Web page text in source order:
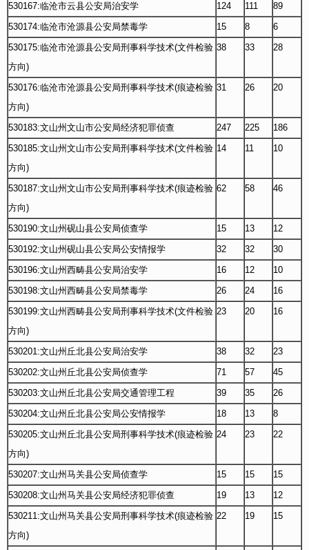
530167:临沧市云县公安局治安学
124 111
89
530174:临沧市沧源县公安局禁毒学
15 8
6
530175:临沧市沧源县公安局刑事科学技术(文件检验
方向)
38 33 28
530176:临沧市沧源县公安局刑事科学技术(痕迹检验
方向)
31 26 20
530183:文山州文山市公安局经济犯罪侦查 247 225
186
530185:文山州文山市公安局刑事科学技术(文件检验
方向)
14 11 10
530187:文山州文山市公安局刑事科学技术(痕迹检验
方向)
62 58 46
530190:文山州砚山县公安局侦查学 15 13
12
530192:文山州砚山县公安局公安情报学
32 32
30
530196:文山州西畴县公安局治安学
16 12
10
530198:文山州西畴县公安局禁毒学
26 24
16
530199:文山州西畴县公安局刑事科学技术(文件检验
方向)
23 20 16
530201:文山州丘北县公安局治安学 38 32
23
530202:文山州丘北县公安局侦查学
71 57
45
530203:文山州丘北县公安局交通管理工程
39 35
26
530204:文山州丘北县公安局公安情报学
18 13
8
530205:文山州丘北县公安局刑事科学技术(痕迹检验
方向)
24 23 22
530207:文山州马关县公安局侦查学 15 15
15
530208:文山州马关县公安局经济犯罪侦查
19 13
12
530211:文山州马关县公安局刑事科学技术(痕迹检验
方向)
22 19 15